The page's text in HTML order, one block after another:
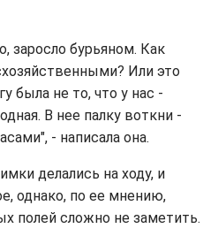
заросло бурьяном. Как
Или это
была не то, что у нас -
В нее палку воткни -
- написала она.
делались на ходу, и
однако, по ее мнению,
полей сложно не заметить.